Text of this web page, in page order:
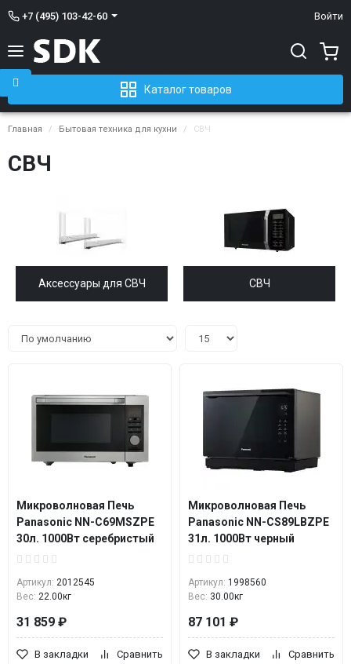
+7 (495) 103-42-60 Войти
Каталог товаров
Главная Бытовая техника для кухни СВЧ
СВЧ
Аксессуары для СВЧ СВЧ
Микроволновая Печь
Panasonic NN-C69MSZPE
30л. 1000Вт серебристый
Артикул: 2012545
Вес: 22.00кг
31 859 ₽
В закладки Сравнить
Микроволновая Печь
Panasonic NN-CS89LBZPE
31л. 1000Вт черный
Артикул: 1998560
Вес: 30.00кг
87 101 ₽
В закладки Сравнить